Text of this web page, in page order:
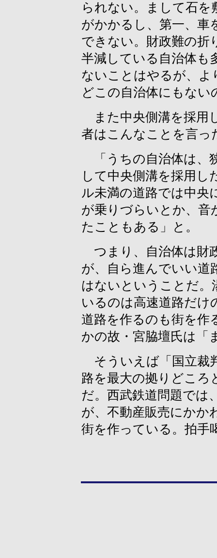
られない。まして石
がかかるし、第一、車
できない。財政難の折
半減している自治体も
ないことはやるが、よ
どこの自治体にもない
また中央側溝を採用
者はこんなことを言っ
「うちの自治体は、
して中央側溝を採用
ル未満の道路では中央
が乗りづらいとか、音
たこともある」と。
つまり、自治体は財
が、自ら進んでいい道
はないということだ。
いるのは高速道路だけ
道路を作るのも街を作
かの故・宮脇壇氏は「
そういえば「国立裁
路を最大の拠りどころ
だ。西武鉄道問題では
が、不動産販売にかか
街を作っている。拍手